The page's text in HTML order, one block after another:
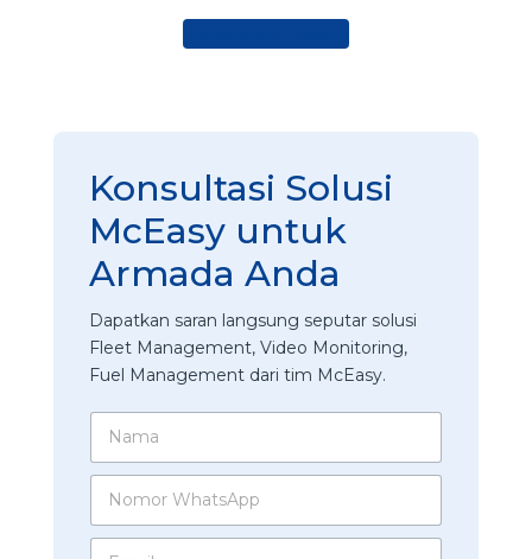
Konsultasi Solusi
McEasy untuk
Armada Anda
Dapatkan saran langsung seputar solusi
Fleet Management, Video Monitoring,
Fuel Management dari tim McEasy.
N
m
N
m
E